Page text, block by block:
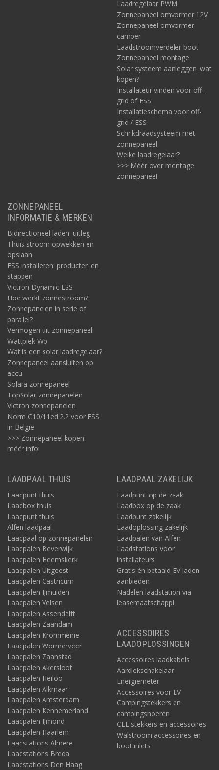
Laadregelaar PWM
Zonnepaneel omvormer 12V
Zonnepaneel omvormer
camper
Laadstroomverdeler boot
Zonnepaneel montage
Solar systeem aanleggen: wat
kopen?
Installateur vinden voor off-
grid of ESS
Installatieschema voor off-
grid / ESS
Schrikdraadsysteem met
zonnepaneel
Welke laadregelaar?
>>> Méér over montage
zonnepaneel
ZONNEPANEEL
INFORMATIE & MERKEN
Bidirectioneel laden: uitleg
Thuis stroom opwekken en
opslaan
ESS installeren: producten en
stappen
Victron Dynamic ESS
Hoe werkt zonnestroom?
Zonnepanelen in serie of
parallel?
Vermogen uit zonnepaneel:
Wattpiek Wp
Wat is een solar laadregelaar?
Zonnepaneel aansluiten op
accu
Solara zonnepaneel
TopSolar zonnepanelen
Victron zonnepanelen
Norm C10/11ed.2.2 voor ESS
in België
>>> Zonnepaneel kopen:
méér info!
LAADPAAL THUIS
Laadpunt thuis
Laadbox thuis
Laadpunt thuis
Alfen laadpaal
Laadpaal op zonnepanelen
Laadpalen Beverwijk
Laadpalen Heemskerk
Laadpalen Uitgeest
Laadpalen Castricum
Laadpalen IJmuiden
Laadpalen Velsen
Laadpalen Assendelft
Laadpalen Zaandam
Laadpalen Krommenie
Laadpalen Wormerveer
Laadpalen Zaanstad
Laadpalen Akersloot
Laadpalen Heiloo
Laadpalen Alkmaar
Laadpalen Amsterdam
Laadpalen Kennemerland
Laadpalen IJmond
Laadpalen Haarlem
Laadstations Almere
Laadstations Breda
Laadstations Den Haag
LAADPAAL ZAKELIJK
Laadpunt op de zaak
Laadbox op de zaak
Laadpunt zakelijk
Laadoplossing zakelijk
Laadpalen van Alfen
Laadstations voor
installateurs
Gratis én betaald EV laden
aanbieden
Nadelen laadstation via
leasemaatschappij
ACCESSOIRES
LAADOPLOSSINGEN
Accessoires laadkabels
Aardlekschakelaar
Energiemeter
Accessoires voor EV
Campingstekkers en
campingsnoeren
CEE stekkers en accessoires
Walstroom accessoires en
boot inlets